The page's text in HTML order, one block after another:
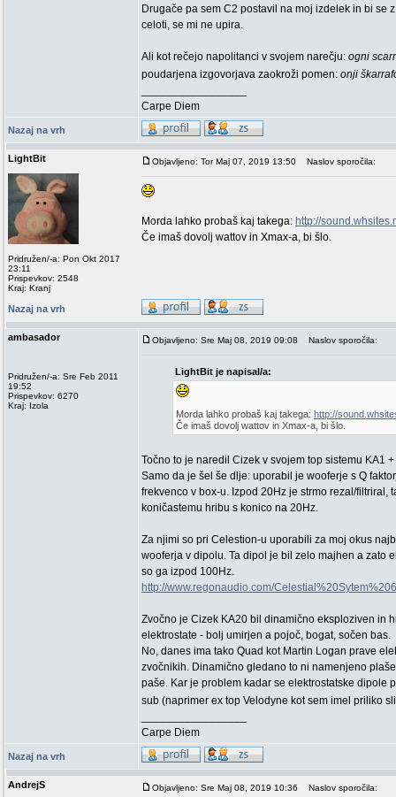
Drugače pa sem C2 postavil na moj izdelek in bi se
celoti, se mi ne upira.
Ali kot rečejo napolitanci v svojem narečju: ogni
poudarjena izgovorjava zaokroži pomen: onji
Carpe Diem
Nazaj na vrh
LightBit
Pridružen/-a: Pon Okt 2017
23:11
Prispevkov: 2548
Kraj: Kranj
Objavljeno: Tor Maj 07, 2019 13:50 Naslov sporočila:
Morda lahko probaš kaj takega: http://
Če imaš dovolj wattov in Xmax-a, bi šlo.
Nazaj na vrh
ambasador
Pridružen/-a: Sre Feb 2011
19:52
Prispevkov: 6270
Kraj: Izola
Objavljeno: Sre Maj 08, 2019 09:08 Naslov sporočila:
LightBit je napisal/a:
Morda lahko probaš kaj takega: http://
Če imaš dovolj wattov in Xmax-a, bi šlo.
Točno to je naredil Cizek v svojem top sistemu KA1
Samo da je šel še dlje: uporabil je wooferje s Q
frekvenco v box-u. Izpod 20Hz je strmo rezal/
koničastemu hribu s konico na 20Hz.
Za njimi so pri Celestion-u uporabili za moj okus
wooferja v dipolu. Ta dipol je bil zelo majhen a zato
so ga izpod 100Hz.
http://www.regonaudio.com/
Zvočno je Cizek KA20 bil dinamično eksploziven in
elektrostate - bolj umirjen a pojoč, bogat, sočen bas.
No, danes ima tako Quad kot Martin Logan prave
zvočnikih. Dinamično gledano to ni namenjeno
paše. Kar je problem kadar se elektrostatske dipole
sub (naprimer ex top Velodyne kot sem imel priliko
Carpe Diem
Nazaj na vrh
AndrejS Objavljeno: Sre Maj 08, 2019 10:36 Naslov sporočila: